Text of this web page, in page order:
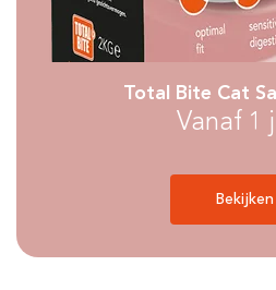
Total Bite Cat
Vanaf 1
Bekijken